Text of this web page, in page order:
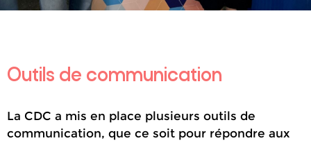
Outils de communication
La CDC a mis en place plusieurs outils de
communication, que ce soit pour répondre aux